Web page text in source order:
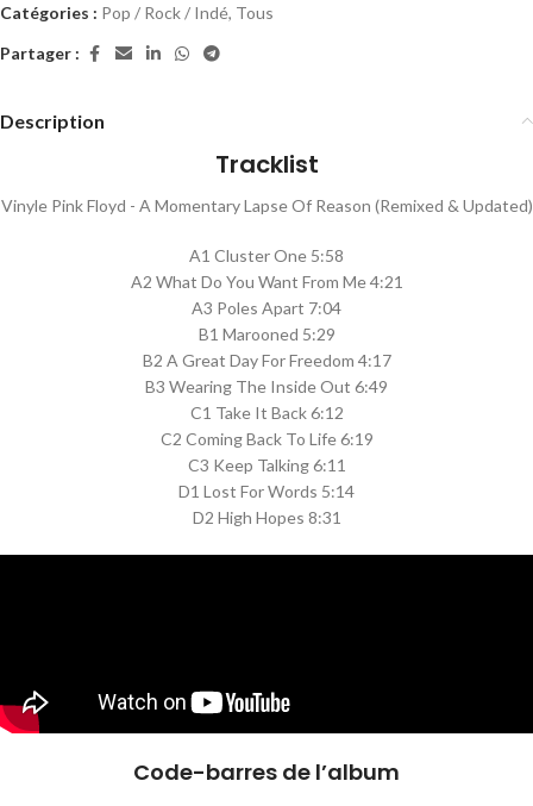
Catégories : Pop / Rock / Indé, Tous
Partager :
Description
Tracklist
Vinyle Pink Floyd - A Momentary Lapse Of Reason (Remixed & Updated)
A1 Cluster One 5:58
A2 What Do You Want From Me 4:21
A3 Poles Apart 7:04
B1 Marooned 5:29
B2 A Great Day For Freedom 4:17
B3 Wearing The Inside Out 6:49
C1 Take It Back 6:12
C2 Coming Back To Life 6:19
C3 Keep Talking 6:11
D1 Lost For Words 5:14
D2 High Hopes 8:31
Code-barres de l’album